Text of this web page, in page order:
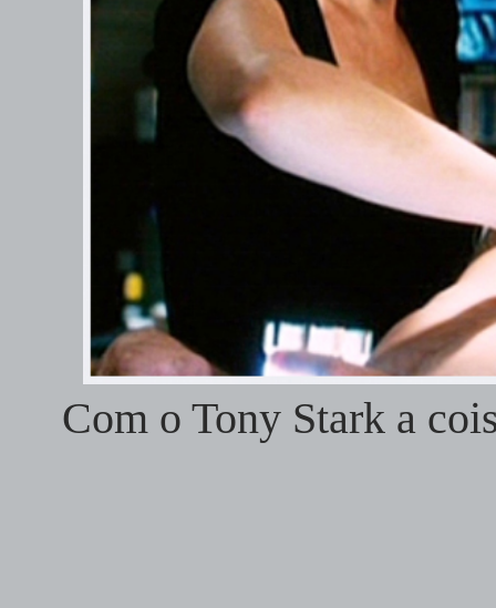
Com o Tony Stark a